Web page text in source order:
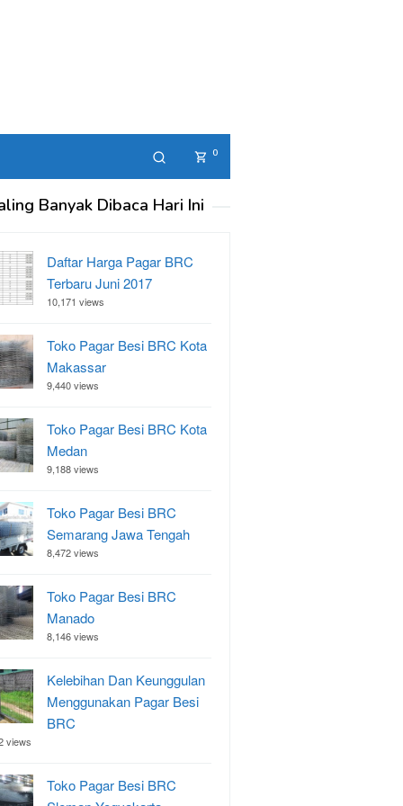
0
Banyak Dibaca Hari Ini
Daftar Harga Pagar BRC
Terbaru Juni 2017
10,171 views
Toko Pagar Besi BRC Kota
Makassar
9,440 views
Toko Pagar Besi BRC Kota
Medan
9,188 views
Toko Pagar Besi BRC
Semarang Jawa Tengah
8,472 views
Toko Pagar Besi BRC
Manado
8,146 views
Kelebihan Dan Keunggulan
Menggunakan Pagar Besi
BRC
views
Toko Pagar Besi BRC